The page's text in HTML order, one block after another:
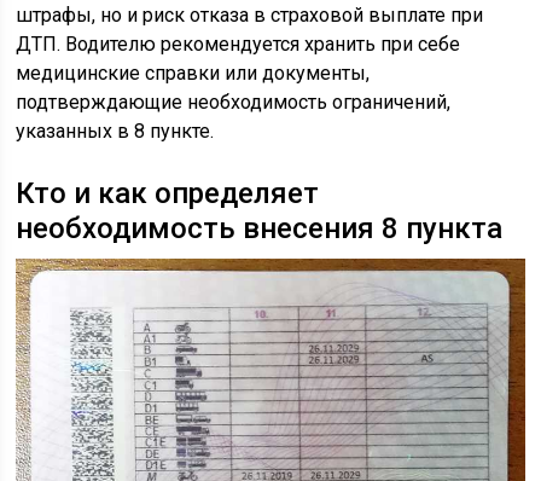
штрафы, но и риск отказа в страховой выплате при
ДТП. Водителю рекомендуется хранить при себе
медицинские справки или документы,
подтверждающие необходимость ограничений,
указанных в 8 пункте.
Кто и как определяет
необходимость внесения 8 пункта